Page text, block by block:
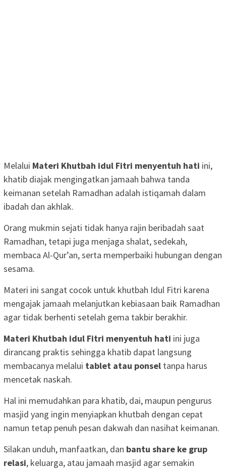
Melalui Materi Khutbah idul Fitri menyentuh hati ini,
khatib diajak mengingatkan jamaah bahwa tanda
keimanan setelah Ramadhan adalah istiqamah dalam
ibadah dan akhlak.
Orang mukmin sejati tidak hanya rajin beribadah saat
Ramadhan, tetapi juga menjaga shalat, sedekah,
membaca Al-Qur’an, serta memperbaiki hubungan dengan
sesama.
Materi ini sangat cocok untuk khutbah Idul Fitri karena
mengajak jamaah melanjutkan kebiasaan baik Ramadhan
agar tidak berhenti setelah gema takbir berakhir.
Materi Khutbah idul Fitri menyentuh hati ini juga
dirancang praktis sehingga khatib dapat langsung
membacanya melalui tablet atau ponsel tanpa harus
mencetak naskah.
Hal ini memudahkan para khatib, dai, maupun pengurus
masjid yang ingin menyiapkan khutbah dengan cepat
namun tetap penuh pesan dakwah dan nasihat keimanan.
Silakan unduh, manfaatkan, dan bantu share ke grup
relasi, keluarga, atau jamaah masjid agar semakin